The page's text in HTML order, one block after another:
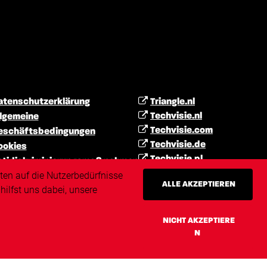
Triangle.nl
Techvisie.nl
Techvisie.com
Techvisie.de
Techvisie.pl
Techvisie.ro
auf die Nutzerbedürfnisse
uns dabei, unsere
ALLE AKZEPTIEREN
NICHT AKZEPTIERE
N